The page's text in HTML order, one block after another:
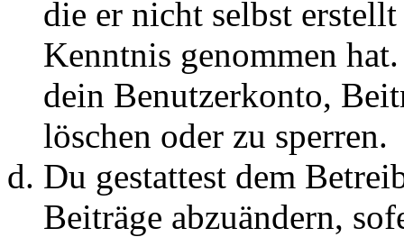
die er nicht selbst
Kenntnis genommen
dein Benutzerkonto,
löschen oder zu sperren.
Du gestattest dem
Beiträge abzuändern,